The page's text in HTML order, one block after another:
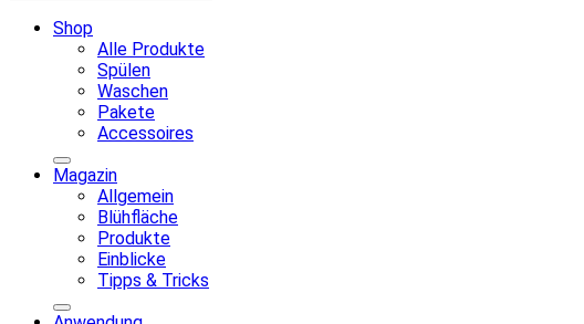
Shop
Alle Produkte
Spülen
Waschen
Pakete
Accessoires
Magazin
Allgemein
Blühfläche
Produkte
Einblicke
Tipps & Tricks